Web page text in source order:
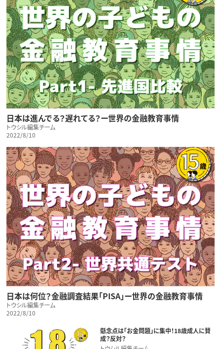
日本は進んでる？遅れてる？ー世界の金融教育事情
トウシル編集チーム
2022/8/10
日本は何位？金融調査結果「PISA」ー世界の金融教育事情
トウシル編集チーム
2022/8/10
懸念点は「お金問題」に集中！18歳成人に賛
成？反対？